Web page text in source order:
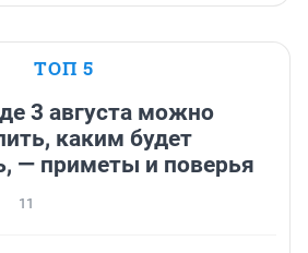
ТОП 5
3 августа можно
каким будет
— приметы и поверья
11